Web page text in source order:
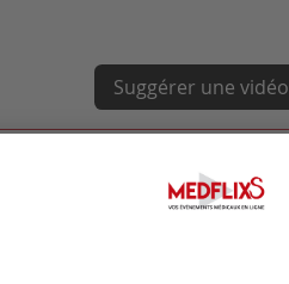
Suggérer une vidéo